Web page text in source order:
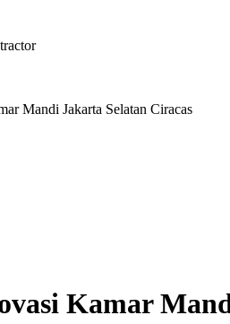
Mandi Jakarta Selatan Ciracas
Kamar